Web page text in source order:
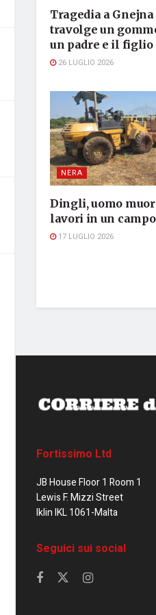
Tragedia a Gnejna
travolge un
un padre e il figlio
26 LUGLIO 2026
NERA
Dingli, uomo
lavori in un campo
17 LUGLIO 2026
Fortissimo Ltd
JB House Floor 1 Room 1
Lewis F. Mizzi Street
Iklin IKL 1061-Malta
Seguici sui social